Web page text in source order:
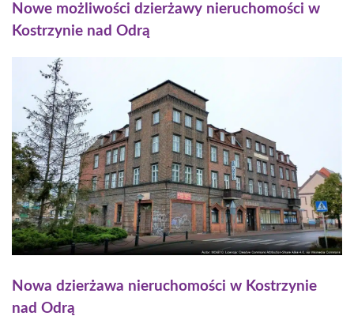
Nowe możliwości dzierżawy nieruchomości w
Kostrzynie nad Odrą
Nowa dzierżawa nieruchomości w Kostrzynie
nad Odrą